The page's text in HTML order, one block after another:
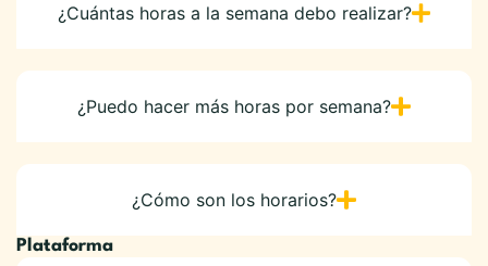
¿Cuántas horas a la semana debo realizar?
¿Puedo hacer más horas por semana?
¿Cómo son los horarios?
Plataforma